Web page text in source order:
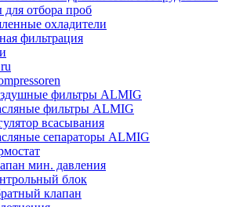
отбора проб
охладители
фильтрация
фильтры ALMIG
фильтры ALMIG
всасывания
сепараторы ALMIG
мин. давления
блок
клапан